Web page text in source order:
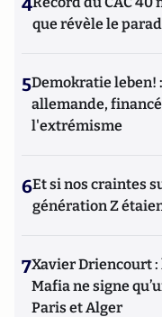
4
que révèle le
5Demokratie leben!
allemande,
l'extrémisme
6Et si nos craintes
génération Z
7Xavier Driencourt :
Mafia ne signe
Paris et Alger